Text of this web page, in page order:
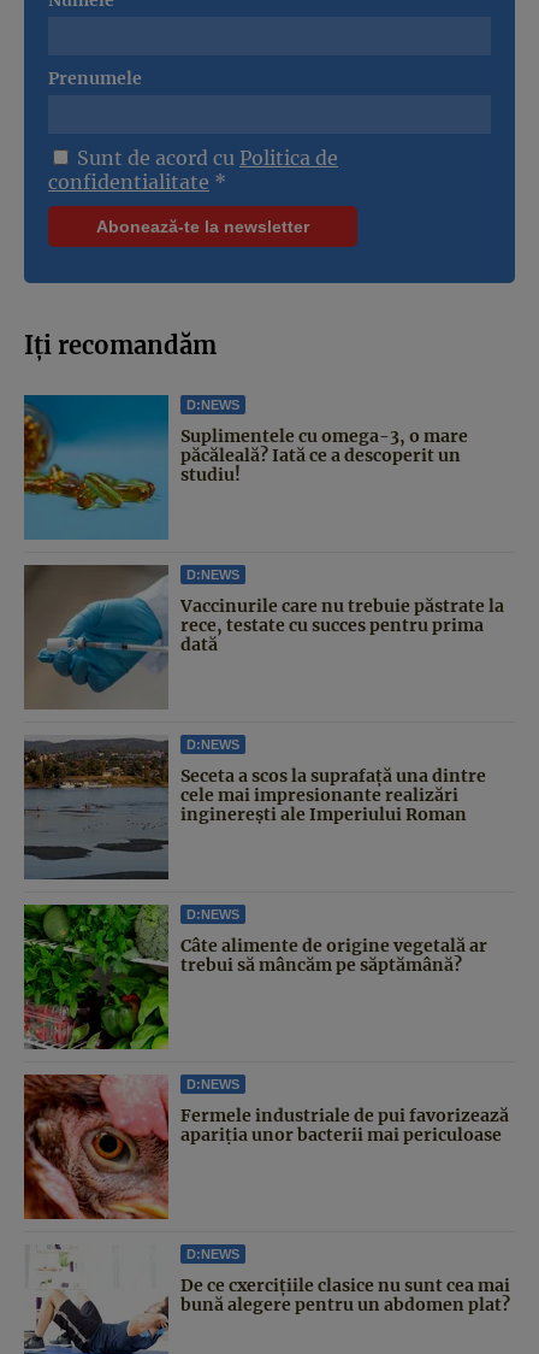
Prenumele
Sunt de acord cu Politica de
confidentialitate *
Iți recomandăm
D:NEWS
Suplimentele cu omega-3, o mare
păcăleală? Iată ce a descoperit un
studiu!
D:NEWS
Vaccinurile care nu trebuie păstrate la
rece, testate cu succes pentru prima
dată
D:NEWS
Seceta a scos la suprafață una dintre
cele mai impresionante realizări
inginerești ale Imperiului Roman
D:NEWS
Câte alimente de origine vegetală ar
trebui să mâncăm pe săptămână?
D:NEWS
Fermele industriale de pui favorizează
apariția unor bacterii mai periculoase
D:NEWS
De ce cxercițiile clasice nu sunt cea mai
bună alegere pentru un abdomen plat?